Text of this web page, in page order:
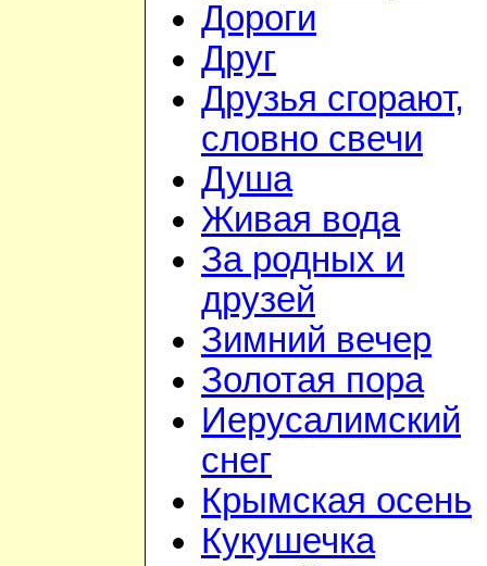
Дороги
Друг
Друзья сгорают,
словно свечи
Душа
Живая вода
За родных и
друзей
Зимний вечер
Золотая пора
Иерусалимский
снег
Крымская осень
Кукушечка